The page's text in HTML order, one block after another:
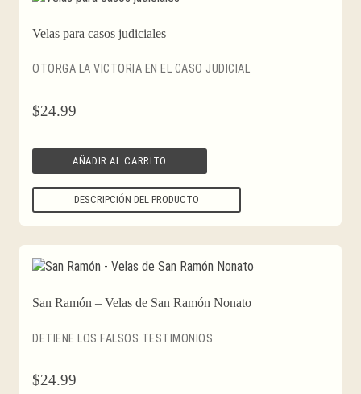
Velas para casos judiciales
OTORGA LA VICTORIA EN EL CASO JUDICIAL
$24.99
AÑADIR AL CARRITO
DESCRIPCIÓN DEL PRODUCTO
San Ramón – Velas de San Ramón Nonato
DETIENE LOS FALSOS TESTIMONIOS
$24.99